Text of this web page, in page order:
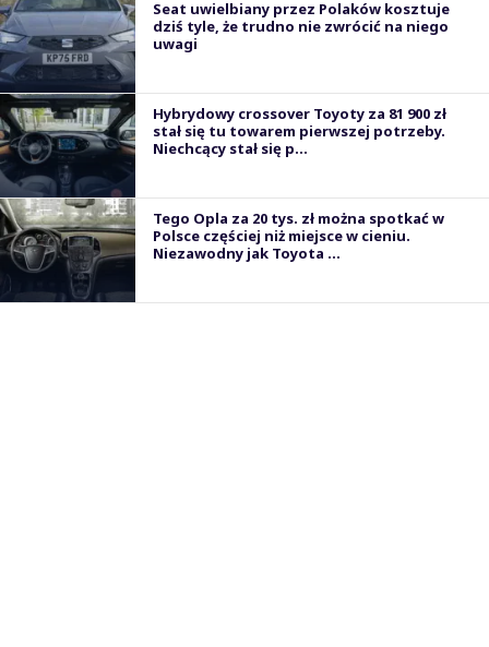
Seat uwielbiany przez Polaków kosztuje
dziś tyle, że trudno nie zwrócić na niego
uwagi
Hybrydowy crossover Toyoty za 81 900 zł
stał się tu towarem pierwszej potrzeby.
Niechcący stał się p...
Tego Opla za 20 tys. zł można spotkać w
Polsce częściej niż miejsce w cieniu.
Niezawodny jak Toyota ...